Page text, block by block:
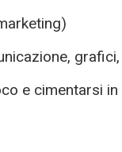
e cimentarsi